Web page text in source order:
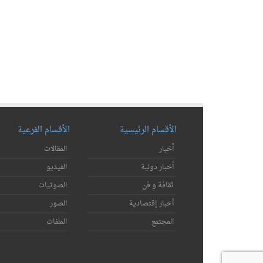
الأقسام الرئيسية
أخبار
أخبار دولية
ثقافة و فن
أخبار إقتصادية
المجتمع
الأقسام الفرعية
المقالات
الفيديو
الصوتيات
الصور
الملفات